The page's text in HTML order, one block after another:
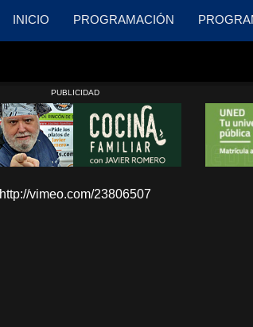
INICIO PROGRAMACIÓN
PUBLICIDAD
http://vimeo.com/23806507